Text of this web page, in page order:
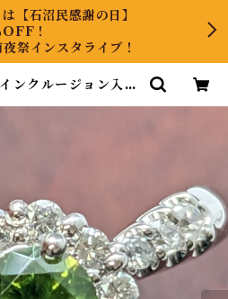
【石沼民感謝の日】
！
祭インスタライブ！
ンクルージョン入っ